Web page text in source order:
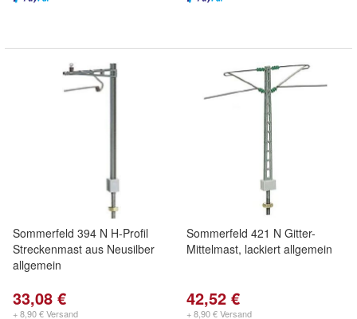
Sommerfeld 394 N H-Profil
Streckenmast aus Neusilber
allgemein
33,08 €
+ 8,90 € Versand
Sommerfeld 421 N Gitter-
Mittelmast, lackiert allgemein
42,52 €
+ 8,90 € Versand